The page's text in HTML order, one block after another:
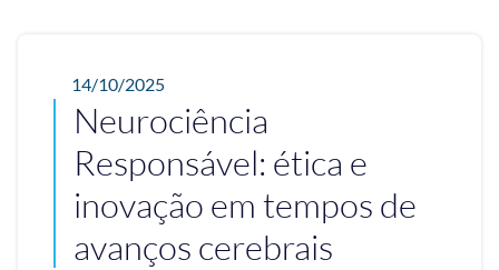
14/10/2025
Neurociência
Responsável: ética e
inovação em tempos de
avanços cerebrais